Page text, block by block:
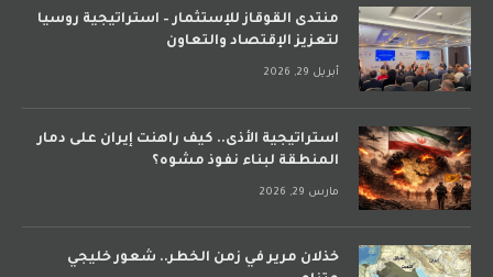
منتدى القوقاز للإستثمار – استراتيجية روسيا
لتعزيز الإقتصاد والتعاون
أبريل 29, 2026
استراتيجية الأذى.. كيف راهنت إيران على دمار
المنطقة لبناء نفوذ مشوه؟
مارس 29, 2026
خذلان مرير في زمن الخطر.. شعور خليجي